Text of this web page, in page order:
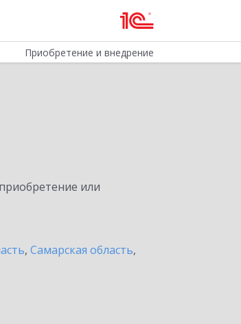
Приобретение и внедрение
или
, Самарская область,